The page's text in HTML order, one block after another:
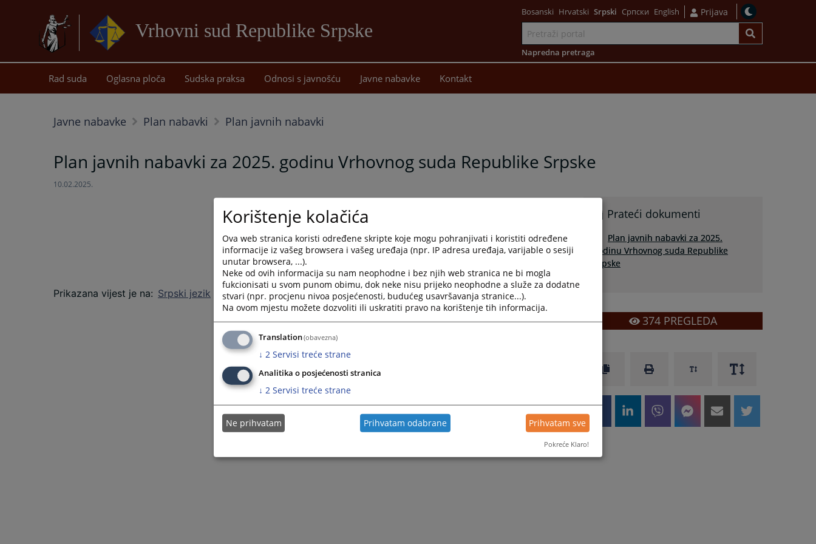
Vrhovni sud Republike Srpske
sadržaj
Bosanski Hrvatski Srpski Српски English Prijava
Napredna pretraga
Rad suda Oglasna ploča Sudska praksa Odnosi s javnošću Javne nabavke Kontakt
Javne nabavke Plan nabavki Plan javnih nabavki
Plan javnih nabavki za 2025. godinu Vrhovnog suda Republike Srpske
10.02.2025.
Prikazana vijest je na: Srpski jezik
Prateći dokumenti
Plan javnih nabavki za 2025.
godinu Vrhovnog suda Republike
Srpske
374PREGLEDA
Korištenje kolačića
Ova web stranica koristi određene skripte koje mogu pohranjivati i koristiti određene
informacije iz vašeg browsera i vašeg uređaja (npr. IP adresa uređaja, varijable o sesiji
unutar browsera, ...).
Neke od ovih informacija su nam neophodne i bez njih web stranica ne bi mogla
fukcionisati u svom punom obimu, dok neke nisu prijeko neophodne a služe za dodatne
stvari (npr. procjenu nivoa posjećenosti, budućeg usavršavanja stranice...).
Na ovom mjestu možete dozvoliti ili uskratiti pravo na korištenje tih informacija.
Translation(obavezna)
↓ 2 Servisi treće strane
Analitika o posjećenosti stranica
↓ 2 Servisi treće strane
Ne prihvatam Prihvatam odabrane Prihvatam sve
Pokreće Klaro!